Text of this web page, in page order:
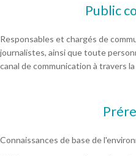
Public
Responsables et chargés de
journalistes, ainsi que toute
canal de communication à travers
Connaissances de base de